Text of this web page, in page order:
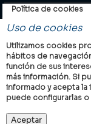
© Casals, 2026 |
Internacional
Uso de cookies
Utilizamos cookies
hábitos de
función de sus
más información. Si
informado y acepta la
puede configurarlas
Aceptar
Política de cookies